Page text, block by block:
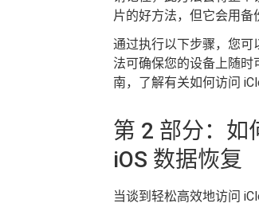
片的好方法，但它会用备
通过执行以下步骤，您可
法可确保您的设备上随
南，了解有关如何访问
第 2 部分：如
iOS 数据恢复
当谈到轻松高效地访问